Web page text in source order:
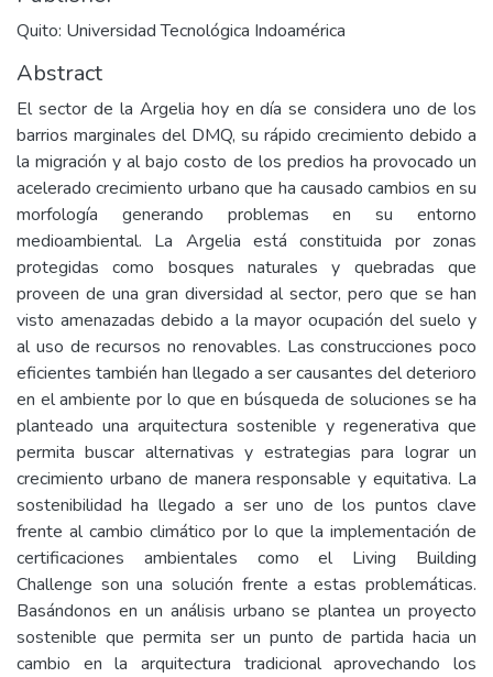
Quito: Universidad Tecnológica Indoamérica
Abstract
El sector de la Argelia hoy en día se considera uno de los
barrios marginales del DMQ, su rápido crecimiento debido a
la migración y al bajo costo de los predios ha provocado un
acelerado crecimiento urbano que ha causado cambios en su
morfología generando problemas en su entorno
medioambiental. La Argelia está constituida por zonas
protegidas como bosques naturales y quebradas que
proveen de una gran diversidad al sector, pero que se han
visto amenazadas debido a la mayor ocupación del suelo y
al uso de recursos no renovables. Las construcciones poco
eficientes también han llegado a ser causantes del deterioro
en el ambiente por lo que en búsqueda de soluciones se ha
planteado una arquitectura sostenible y regenerativa que
permita buscar alternativas y estrategias para lograr un
crecimiento urbano de manera responsable y equitativa. La
sostenibilidad ha llegado a ser uno de los puntos clave
frente al cambio climático por lo que la implementación de
certificaciones ambientales como el Living Building
Challenge son una solución frente a estas problemáticas.
Basándonos en un análisis urbano se plantea un proyecto
sostenible que permita ser un punto de partida hacia un
cambio en la arquitectura tradicional aprovechando los